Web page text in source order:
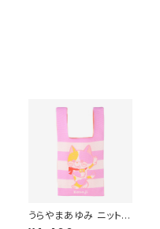
うらやまあゆみ ニットマ